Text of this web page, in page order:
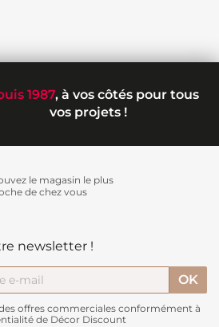
1987, à vos côtés pour tous
vos projets !
le magasin le plus
de chez vous
newsletter !
offres commerciales conformément à
de Décor Discount